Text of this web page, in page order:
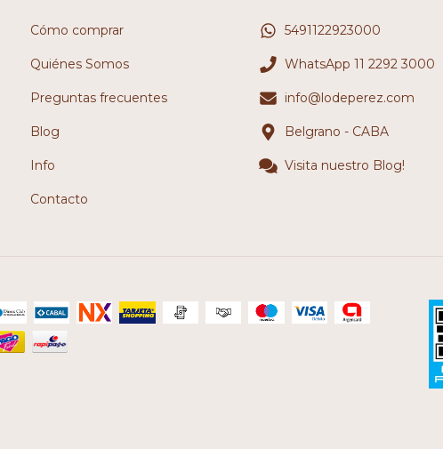
Cómo comprar
Quiénes Somos
Preguntas frecuentes
Blog
Info
Contacto
5491122923000
WhatsApp 11 2292 3000
info@lodeperez.com
Belgrano - CABA
Visita nuestro Blog!